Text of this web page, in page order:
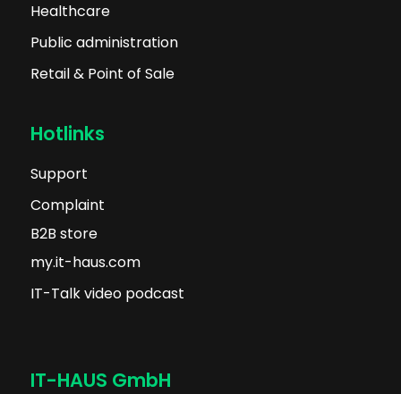
Healthcare
Public administration
Retail & Point of Sale
Hotlinks
Support
Complaint
B2B store
my.it-haus.com
IT-Talk video podcast
IT-HAUS GmbH